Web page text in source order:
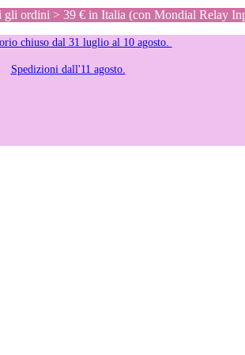
gli ordini > 39 € in Italia (con Mondial Relay
chiuso dal 31 luglio al 10 agosto.
Spedizioni dall'11 agosto.